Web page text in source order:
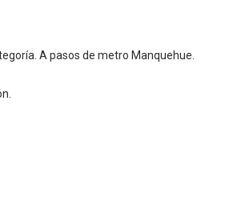
A pasos de metro Manquehue.